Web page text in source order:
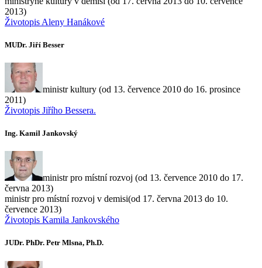
2013)
Životopis Aleny Hanákové
MUDr. Jiří Besser
ministr kultury (od 13. července 2010 do 16. prosince
2011)
Životopis Jiřího Bessera.
Ing. Kamil Jankovský
ministr pro místní rozvoj (od 13. července 2010 do 17.
června 2013)
ministr pro místní rozvoj v demisi(od 17. června 2013 do 10.
července 2013)
Životopis Kamila Jankovského
JUDr. PhDr. Petr Mlsna, Ph.D.